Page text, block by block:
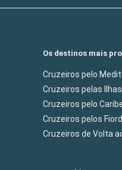
Os destinos mais
Cruzeiros pelo
Cruzeiros pelas
Cruzeiros pelo
Cruzeiros pelos
Cruzeiros de Volta